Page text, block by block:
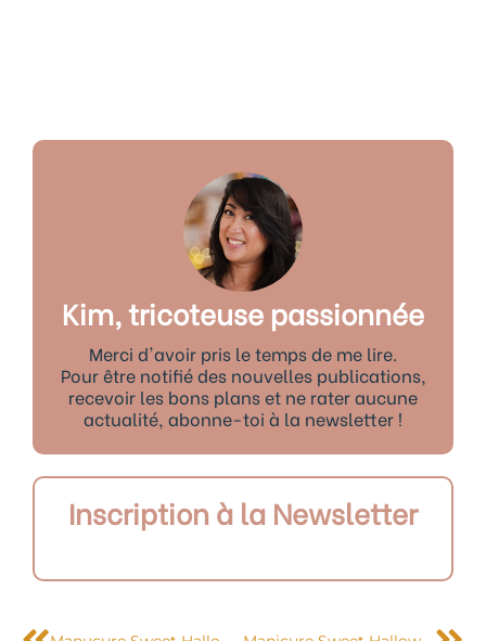
Kim, tricoteuse passionnée
Merci d'avoir pris le temps de me lire.
Pour être notifié des nouvelles publications,
recevoir les bons plans et ne rater aucune
actualité, abonne-toi à la newsletter !
Inscription à la Newsletter